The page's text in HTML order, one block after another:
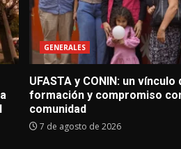
GENERALES
UFASTA y CONIN: un vínculo
formación y compromiso
comunidad
7 de agosto de 2026